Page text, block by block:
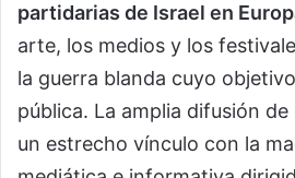
partidarias de Israel en
arte, los medios y los
la guerra blanda cuyo
pública. La amplia difusión
un estrecho vínculo con la